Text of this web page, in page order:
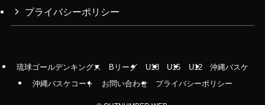
プライバシーポリシー
琉球ゴールデンキングス Bリーグ U18 U15 U12
沖縄バスケ
沖縄バスケコート
お問い合わせ プライバシーポリシー